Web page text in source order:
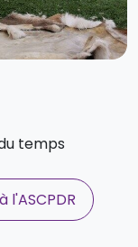
temps
l'ASCPDR